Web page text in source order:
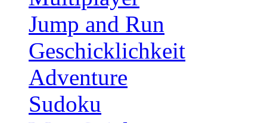
Jump and Run
Geschicklichkeit
Adventure
Sudoku